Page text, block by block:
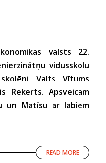
valsts 22.
vidusskolu
Valts Vītums
Rekerts. Apsveicam
un Matīsu ar labiem
READ MORE